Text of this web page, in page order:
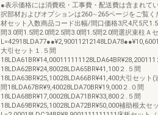
●表示価格には消費税・工事費・配送費は含まれて
択部材およびオプションは260∼265ページをご覧く
材セット入数商品コード出幅/間口価格3尺4尺5尺
間3.0間1.5間2.0間2.5間3.0間1.5間2.0間選択束柱Ａ
大引セット１.５間
18LDA61BR¥14,000111111128LDA64BR¥28,200111
18LDA62BR¥24,80028LDA65BR¥41,100２.５間
18LDA63BR¥25,10028LDA66BR¥41,400大引セット(
間18LDA67BR¥9,40028LDA70BR¥19,000２.０間
18LDA68BR¥17,00028LDA71BR¥33,800２.５間
18LDA69BR¥25,10028LDA72BR¥50,000補助根太セ